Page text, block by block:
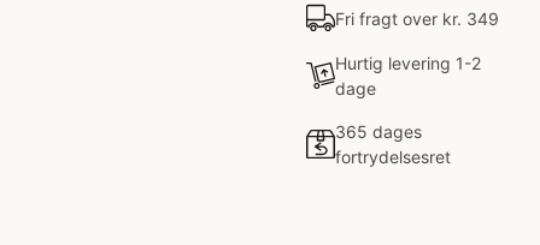
Fri fragt over kr. 349
Hurtig levering 1-2
dage
365 dages
fortrydelsesret